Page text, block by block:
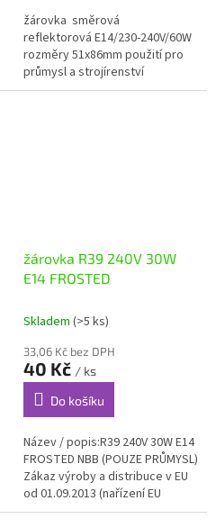
žárovka směrová
reflektorová E14/230-240V/60W
rozměry 51x86mm použití pro
průmysl a strojírenství
žárovka R39 240V 30W
E14 FROSTED
Skladem (>5 ks)
33,06 Kč bez DPH
40 Kč / ks
Do košíku
Název / popis:R39 240V 30W E14
FROSTED NBB (POUZE PRŮMYSL)
Zákaz výroby a distribuce v EU
od 01.09.2013 (nařízení EU
1194/2012). Pouze doprodej